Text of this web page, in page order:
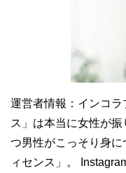
運営者情報：インコ
ス」は本当に女性が
つ男性がこっそり身に
ィセンス」。